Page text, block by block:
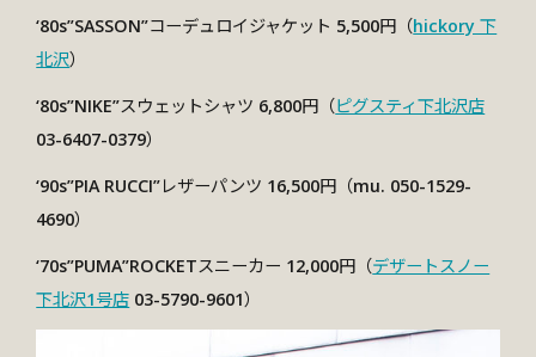
‘80s”SASSON”コーデュロイジャケット 5,500円（hickory 下
北沢）
‘80s”NIKE”スウェットシャツ 6,800円（ピグスティ下北沢店
03-6407-0379）
‘90s”PIA RUCCI”レザーパンツ 16,500円（mu. 050-1529-
4690）
‘70s”PUMA”ROCKETスニーカー 12,000円（デザートスノー
下北沢1号店 03-5790-9601）